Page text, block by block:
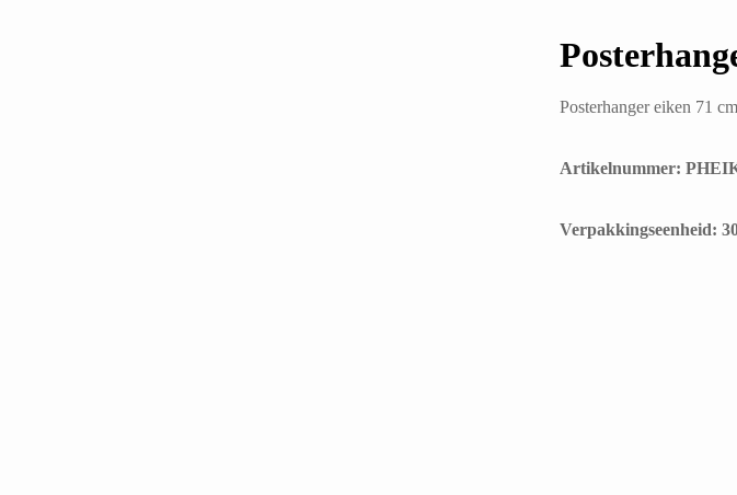
Posterhanger eiken 71 cm
Artikelnummer:
​Verpakkingseenheid: